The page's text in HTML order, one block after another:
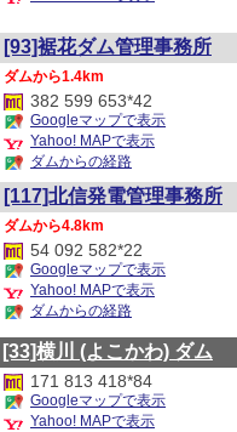
[93]裾花ダム管理事務所
1.4km
382 599 653*42
Googleマップで表示
Yahoo! MAPで表示
ダムからの経路
[117]北信発電管理事務所
4.8km
54 092 582*22
Googleマップで表示
Yahoo! MAPで表示
ダムからの経路
[33]横川 (よこかわ) ダム
171 813 418*84
Googleマップで表示
Yahoo! MAPで表示